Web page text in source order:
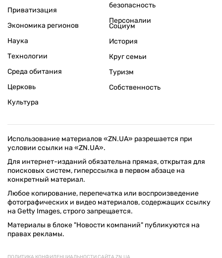
Приватизация
Экономика регионов
безопасность
Персоналии
Наука
Технологии
Среда обитания
Церковь
Культура
Социум
История
Круг семьи
Туризм
Собственность
Использование материалов «ZN.UA» разрешается при
условии ссылки на «ZN.UA».
Для интернет-изданий обязательна прямая, открытая для
поисковых систем, гиперссылка в первом абзаце на
конкретный материал.
Любое копирование, перепечатка или воспроизведение
фотографических и видео материалов, содержащих ссылку
на Getty Images, строго запрещается.
Материалы в блоке "Новости компаний" публикуются на
правах рекламы.